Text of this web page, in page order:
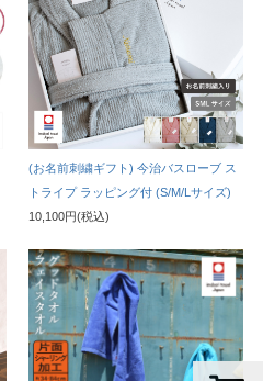
(お名前刺繍ギフト) 今治バスローブ ス
トライプ ラッピング付 (S/M/Lサイズ)
10,100円(税込)